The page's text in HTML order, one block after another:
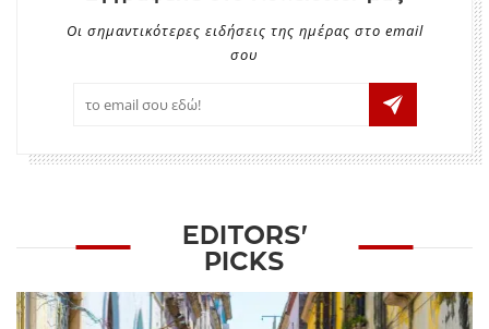
Οι σημαντικότερες ειδήσεις της ημέρας στο email
σου
EDITORS'
PICKS